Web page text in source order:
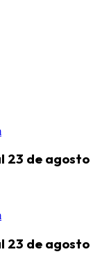
23 de agosto
23 de agosto